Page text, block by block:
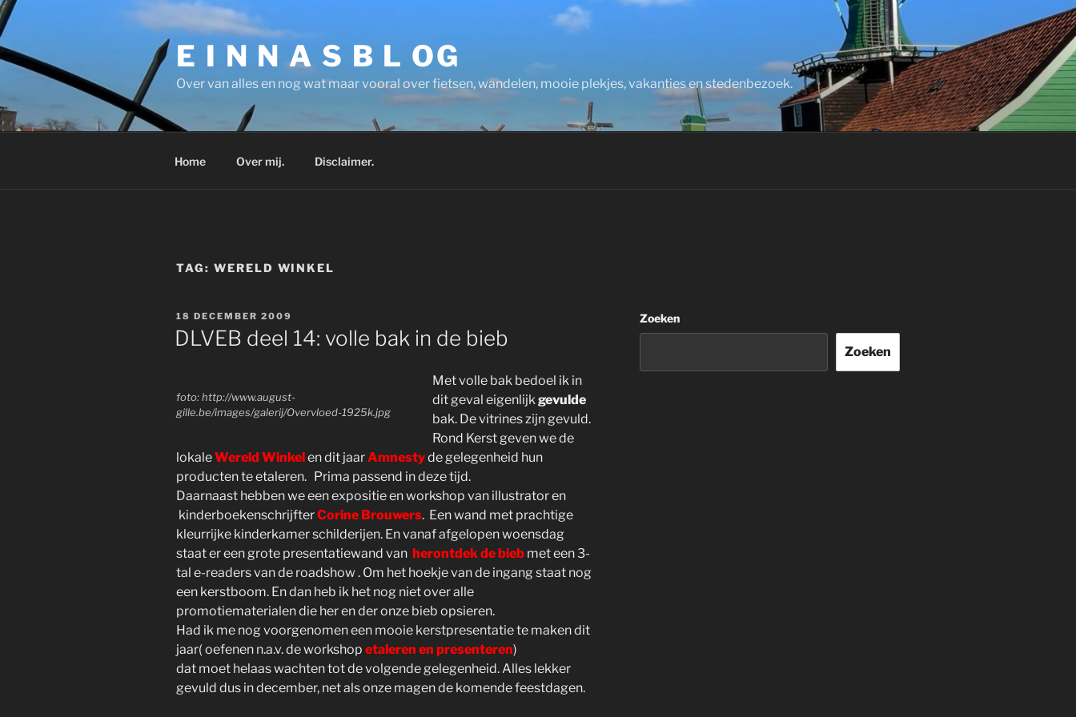
Ga
naar
de
inhoud
E I N N A S B L OG
Over van alles en nog wat maar vooral over fietsen, wandelen, mooie plekjes, vakanties en stedenbezoek.
Home Over mij. Disclaimer.
TAG: WERELD WINKEL
GEPLAATST
OP
18 DECEMBER 2009
DLVEB deel 14: volle bak in de bieb
foto: http://www.august-
gille.be/images/galerij/Overvloed-1925k.jpg
Met volle bak bedoel ik in
dit geval eigenlijk gevulde
bak. De vitrines zijn gevuld.
Rond Kerst geven we de
lokaleWereld Winkelen dit jaarAmnestyde gelegenheid hun
producten te etaleren. Prima passend in deze tijd.
Daarnaast hebben we een expositie en workshop van illustrator en
kinderboekenschrijfterCorine Brouwers. Een wand met prachtige
kleurrijke kinderkamer schilderijen. En vanaf afgelopen woensdag
staat er een grote presentatiewand van herontdek de bieb met een 3-
tal e-readers van de roadshow . Om het hoekje van de ingang staat nog
een kerstboom. En dan heb ik het nog niet over alle
promotiematerialen die her en der onze bieb opsieren.
Had ik me nog voorgenomen een mooie kerstpresentatie te maken dit
jaar( oefenen n.a.v. de workshop etaleren en presenteren)
dat moet helaas wachten tot de volgende gelegenheid. Alles lekker
gevuld dus in december, net als onze magen de komende feestdagen.
Zoeken
Zoeken